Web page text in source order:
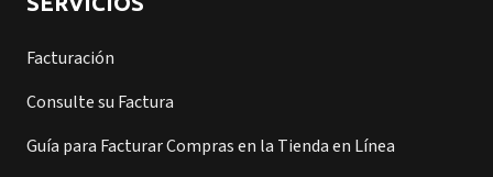
Facturación
Consulte su Factura
Guía para Facturar Compras en la Tienda en Línea